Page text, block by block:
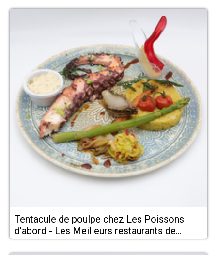
Tentacule de poulpe chez Les Poissons
d'abord - Les Meilleurs restaurants de
Montpellier